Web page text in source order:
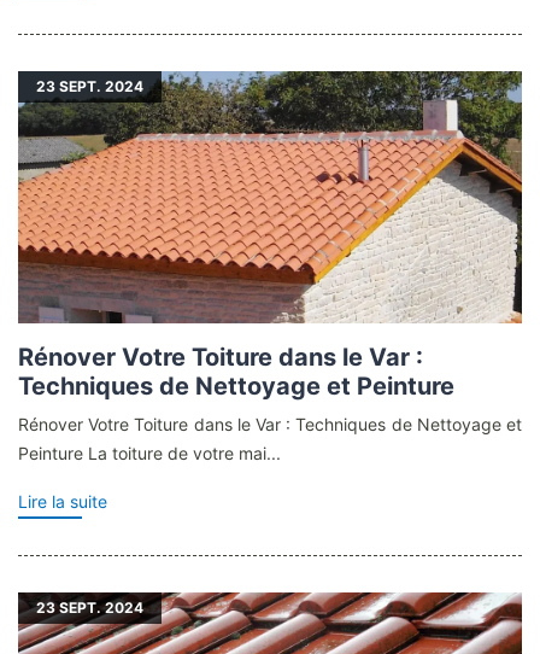
23 SEPT. 2024
Rénover Votre Toiture dans le Var :
Techniques de Nettoyage et Peinture
Rénover Votre Toiture dans le Var : Techniques de Nettoyage et
Peinture La toiture de votre mai...
Lire la suite
23SEPT. 2024